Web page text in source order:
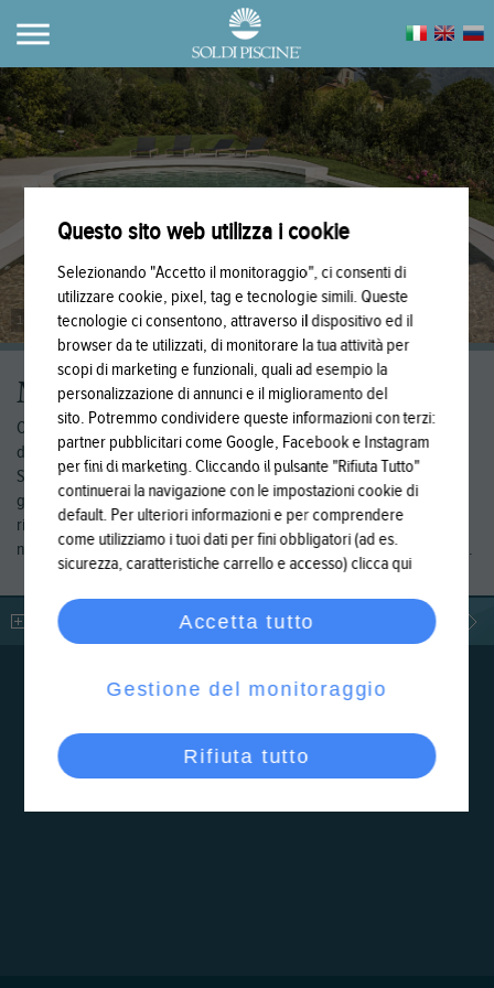
1
MOSAICO
Colori e forme originali per valorizzare la tua piscina, con garanzie
decennali!
Siamo specializzati nel ripristino del mosaico in piscine “datate”, dal
grande albergo alla piccola vasca privata. Le piscine che vedete si
riferiscono al restyling della piscina Diva – Terme di Sirmione e a
nostre realizzazioni in provincia di Brescia, Bergamo, Milano e Verona.
LEGGI DI PIÙ
Questo sito web utilizza i cookie
Selezionando "Accetto il monitoraggio", ci consenti di
utilizzare cookie, pixel, tag e tecnologie simili. Queste
tecnologie ci consentono, attraverso il dispositivo ed il
browser da te utilizzati, di monitorare la tua attività per
scopi di marketing e funzionali, quali ad esempio la
personalizzazione di annunci e il miglioramento del
sito. Potremmo condividere queste informazioni con terzi:
partner pubblicitari come Google, Facebook e Instagram
per fini di marketing. Cliccando il pulsante "Rifiuta Tutto"
continuerai la navigazione con le impostazioni cookie di
default. Per ulteriori informazioni e per comprendere
come utilizziamo i tuoi dati per fini obbligatori (ad es.
sicurezza, caratteristiche carrello e accesso)clicca qui
Rifiuta tutto
Gestione del monitoraggio
Accetta tutto